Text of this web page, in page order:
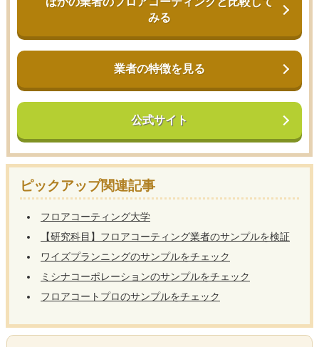
みる
業者の特徴を見る
公式サイト
ピックアップ関連記事
フロアコーティング大学
【研究科目】フロアコーティング業者のサンプルを検証
ワイズプランニングのサンプルをチェック
ミシナコーポレーションのサンプルをチェック
フロアコートプロのサンプルをチェック